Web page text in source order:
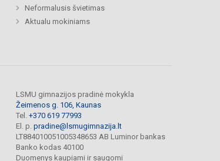
Neformalusis švietimas
Aktualu mokiniams
LSMU gimnazijos pradinė mokykla
Žeimenos g. 106, Kaunas
Tel. +370 619 77993
El. p. pradine@lsmugimnazija.lt
LT884010051005348653 AB Luminor bankas
Banko kodas 40100
Duomenys kaupiami ir saugomi